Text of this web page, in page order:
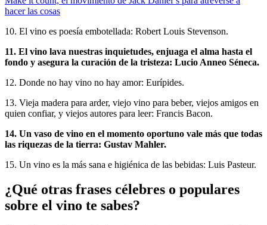
hacer las cosas
10. El vino es poesía embotellada: Robert Louis Stevenson.
11. El vino lava nuestras inquietudes, enjuaga el alma hasta el
fondo y asegura la curación de la tristeza: Lucio Anneo Séneca.
12. Donde no hay vino no hay amor: Eurípides.
13. Vieja madera para arder, viejo vino para beber, viejos amigos en
quien confiar, y viejos autores para leer: Francis Bacon.
14. Un vaso de vino en el momento oportuno vale más que todas
las riquezas de la tierra: Gustav Mahler.
15. Un vino es la más sana e higiénica de las bebidas: Luis Pasteur.
¿Qué otras frases célebres o populares
sobre el vino te sabes?